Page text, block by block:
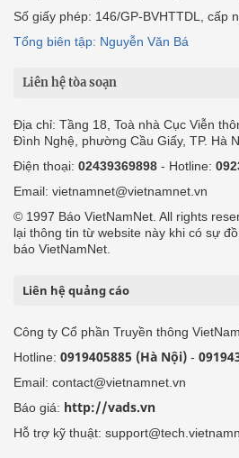
Số giấy phép: 146/GP-BVHTTDL, cấp
Tổng biên tập: Nguyễn Văn Bá
Liên hệ tòa soạn
Địa chỉ: Tầng 18, Toà nhà Cục Viễn
Đình Nghệ, phường Cầu Giấy, TP. Hà
Điện thoại: 02439369898 - Hotline:
Email: vietnamnet@vietnamnet.vn
© 1997 Báo VietNamNet. All rights
lại thông tin từ website này khi có sự
báo VietNamNet.
Liên hệ quảng cáo
Công ty Cổ phần Truyền thông
Hotline: 0919405885 (Hà Nội) -
Email: contact@vietnamnet.vn
Báo giá: http://vads.vn
Hỗ trợ kỹ thuật: